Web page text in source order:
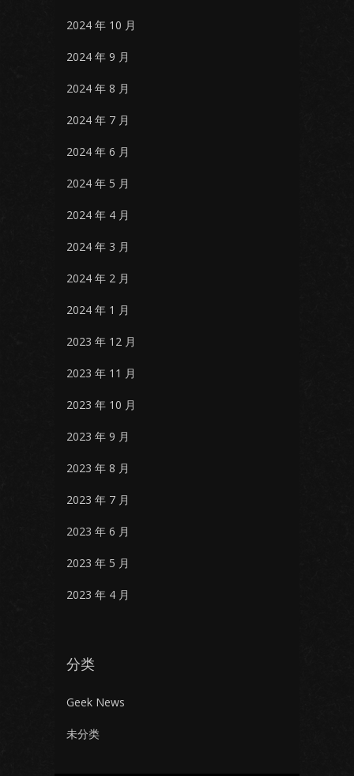
2024 年 10 月
2024 年 9 月
2024 年 8 月
2024 年 7 月
2024 年 6 月
2024 年 5 月
2024 年 4 月
2024 年 3 月
2024 年 2 月
2024 年 1 月
2023 年 12 月
2023 年 11 月
2023 年 10 月
2023 年 9 月
2023 年 8 月
2023 年 7 月
2023 年 6 月
2023 年 5 月
2023 年 4 月
分类
Geek News
未分类